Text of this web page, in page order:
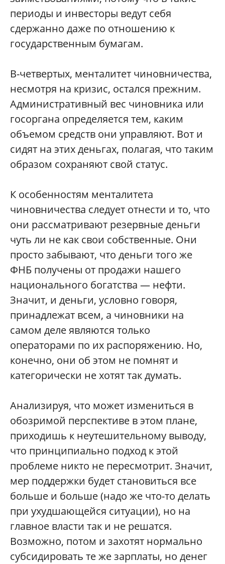
периоды и инвесторы ведут себя
сдержанно даже по отношению к
государственным бумагам.
В-четвертых, менталитет чиновничества,
несмотря на кризис, остался прежним.
Административный вес чиновника или
госоргана определяется тем, каким
объемом средств они управляют. Вот и
сидят на этих деньгах, полагая, что таким
образом сохраняют свой статус.
К особенностям менталитета
чиновничества следует отнести и то, что
они рассматривают резервные деньги
чуть ли не как свои собственные. Они
просто забывают, что деньги того же
ФНБ получены от продажи нашего
национального богатства — нефти.
Значит, и деньги, условно говоря,
принадлежат всем, а чиновники на
самом деле являются только
операторами по их распоряжению. Но,
конечно, они об этом не помнят и
категорически не хотят так думать.
Анализируя, что может измениться в
обозримой перспективе в этом плане,
приходишь к неутешительному выводу,
что принципиально подход к этой
проблеме никто не пересмотрит. Значит,
мер поддержки будет становиться все
больше и больше (надо же что-то делать
при ухудшающейся ситуации), но на
главное власти так и не решатся.
Возможно, потом и захотят нормально
субсидировать те же зарплаты, но денег